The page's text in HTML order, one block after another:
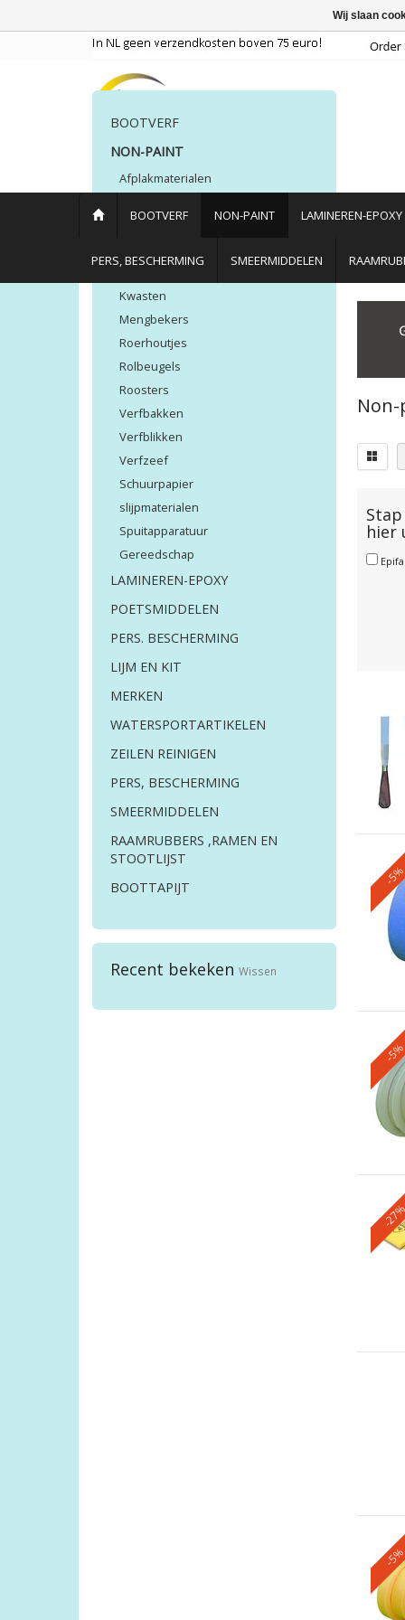
BOOTVERF NON-PAINT LAMINEREN-EPOXY
PERS, BESCHERMING SMEERMIDDELEN
BOOTVERF
NON-PAINT
Afplakmaterialen
Afbijt
Kleefdoeken
Kwasten
Mengbekers
Roerhoutjes
Rolbeugels
Roosters
Verfbakken
Verfblikken
Verfzeef
Schuurpapier
slijpmaterialen
Spuitapparatuur
Gereedschap
LAMINEREN-EPOXY
POETSMIDDELEN
PERS. BESCHERMING
LIJM EN KIT
MERKEN
WATERSPORTARTIKELEN
ZEILEN REINIGEN
PERS, BESCHERMING
SMEERMIDDELEN
RAAMRUBBERS ,RAMEN EN
STOOTLIJST
BOOTTAPIJT
Recent bekeken Wissen
Stap
hier
-
-
-
-
Wij slaan